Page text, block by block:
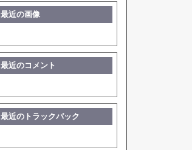
最近の画像
最近のコメント
最近のトラックバック